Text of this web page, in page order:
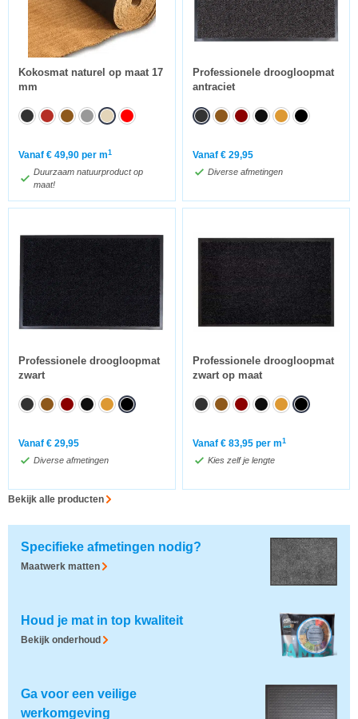
Kokosmat naturel op maat 17
mm
Vanaf € 49,90 per m1
Duurzaam natuurproduct op
maat!
Professionele droogloopmat
antraciet
Vanaf € 29,95
Diverse afmetingen
Professionele droogloopmat
zwart
Vanaf € 29,95
Diverse afmetingen
Professionele droogloopmat
zwart op maat
Vanaf € 83,95 per m1
Kies zelf je lengte
Bekijk alle producten
Specifieke afmetingen nodig?
Maatwerk matten
Houd je mat in top kwaliteit
Bekijk onderhoud
Ga voor een veilige
werkomgeving